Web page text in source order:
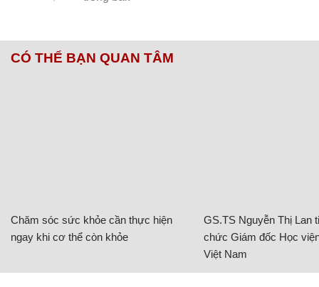
CÓ THỂ BẠN QUAN TÂM
Chăm sóc sức khỏe cần thực hiện
ngay khi cơ thể còn khỏe
GS.TS Nguyễn Thị Lan
chức Giám đốc Học
Việt Nam